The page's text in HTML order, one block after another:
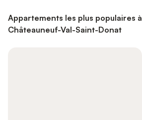
Appartements les plus populaires à
Châteauneuf-Val-Saint-Donat